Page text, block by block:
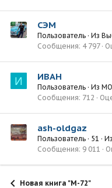
СЭМ
Пользователь · Из
Сообщения 4 797
И ИВАН
Пользователь · Из
Сообщения 712
ash-oldgaz
Пользователь · 51 · Из
Сообщения 9 011
Новая книга "М-72"